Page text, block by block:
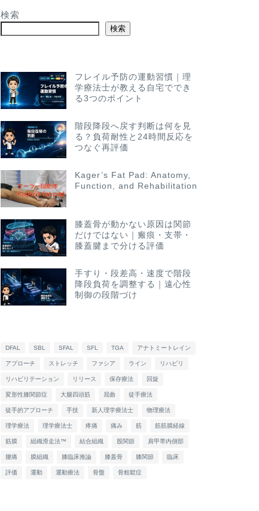
検索
検索
フレイル予防の運動習慣｜理
学療法士が教える自宅ででき
る3つのポイント
階段降段へ戻す判断は何を見
る？負荷耐性と24時間反応を
つなぐ再評価
Kager’s Fat Pad: Anatomy,
Function, and Rehabilitation
膝蓋骨が動かない原因は関節
だけではない｜瘢痕・支帯・
膝蓋腱まで分ける評価
手すり・段差高・速度で階段
降段負荷を調整する｜遠心性
制御の段階づけ
DFAL SBL SFAL SFL TGA アナトミートレイン
アプローチ ストレッチ ファシア ライン リハビリ
リハビリテーション リリース 保存療法 回旋
変形性膝関節症 大腿四頭筋 屈曲 徒手療法
徒手的アプローチ 手技 新人理学療法士 物理療法
理学療法 理学療法士 疼痛 痛み 筋 筋筋膜経線
筋膜 組織滑走法™ 結合組織 股関節 肩甲帯内側部
腰痛 膜組織 膝臨床推論 膝蓋骨 膝関節 臨床
評価 運動 運動療法 骨盤 骨粗鬆症